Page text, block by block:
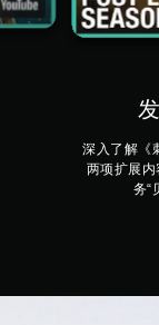
深入了解《
两项扩展内
务“